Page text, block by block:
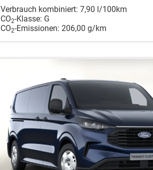
Verbrauch kombiniert: 7,90 l/100km
CO2-Klasse: G
CO2-Emissionen: 206,00 g/km